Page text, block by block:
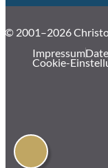
© 2001–2026
Impressum
Cookie-